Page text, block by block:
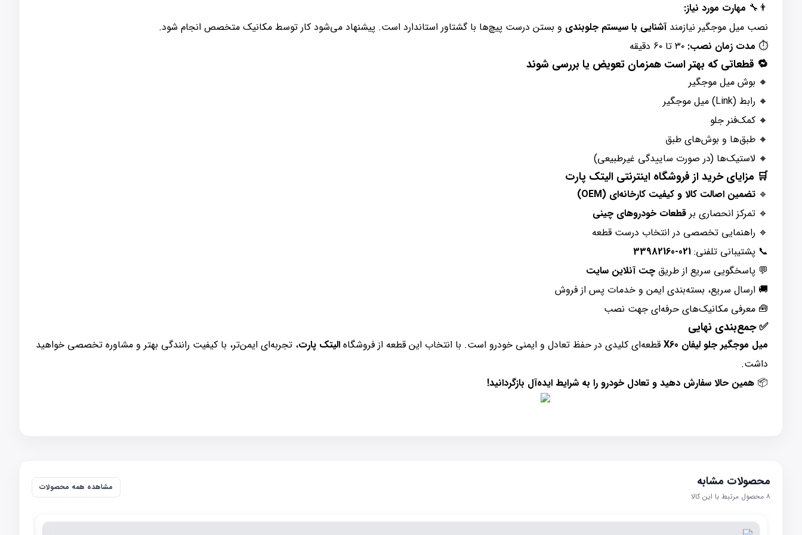
👨‍🔧 مهارت مورد نیاز:
نصب میل موجگیر نیازمندآشنایی با سیستم جلوبندی و بستن درست پیچ‌ها با گشتاور استاندارد است. پیشنهاد می‌شود کار توسط مکانیک متخصص انجام شود.
⏱️ مدت زمان نصب:
🔁 قطعاتی که بهتر است همزمان تعویض یا بررسی شوند
🔸 بوش میل موجگیر
🔸 رابط (Link) میل موجگیر
🔸 کمک‌فنر جلو
🔸 طبق‌ها و بوش‌های طبق
🔸 لاستیک‌ها (در صورت ساییدگی غیرطبیعی)
🛒 مزایای خرید از فروشگاه اینترنتی الیتک پارت
🔹 تضمین اصالت کالا و کیفیت کارخانه‌ای (OEM)
🔹 تمرکز انحصاری بر قطعات خودروهای چینی
🔹 راهنمایی تخصصی در انتخاب درست قطعه
📞 پشتیبانی تلفنی: 021-33982160
💬 پاسخگویی سریع از طریق چت آنلاین سایت
🚚 ارسال سریع، بسته‌بندی ایمن و خدمات پس از فروش
🧰 معرفی مکانیک‌های حرفه‌ای جهت نصب
✅ جمع‌بندی نهایی
میل موجگیر جلو لیفان X60 قطعه‌ای کلیدی در حفظ تعادل و ایمنی خودرو است. با انتخاب این قطعه از فروشگاه الیتک پارت، تجربه‌ای ایمن‌تر، با کیفیت رانندگی بهتر و مشاوره تخصصی خواهید
داشت.
📦 همین حالا سفارش دهید و تعادل خودرو را به شرایط ایده‌آل بازگردانید!
محصولات مشابه
۸ محصول مرتبط با این کالا
مشاهده همه محصولات